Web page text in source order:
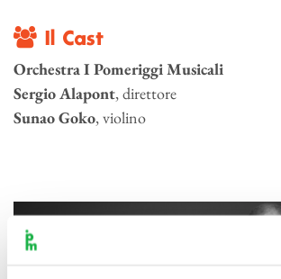
Il Cast
Orchestra I Pomeriggi Musicali
Sergio Alapont, direttore
Sunao Goko, violino